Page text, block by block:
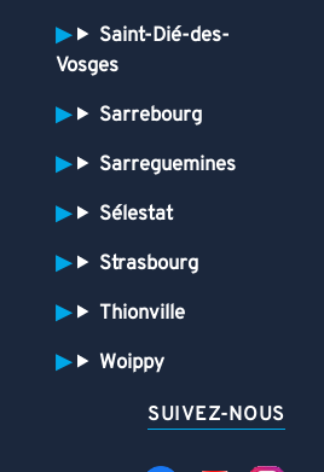
Saint-Dié-des-
Vosges
Sarrebourg
Sarreguemines
Sélestat
Strasbourg
Thionville
Woippy
SUIVEZ-NOUS